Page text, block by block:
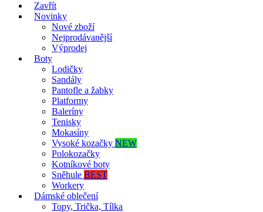
Zavřít
Novinky
Nové zboží
Nejprodávanější
Výprodej
Boty
Lodičky
Sandály
Pantofle a žabky
Platformy
Baleríny
Tenisky
Mokasíny
Vysoké kozačky NEW
Polokozačky
Kotníkové boty
Sněhule BEST
Workery
Dámské oblečení
Topy, Trička, Tílka